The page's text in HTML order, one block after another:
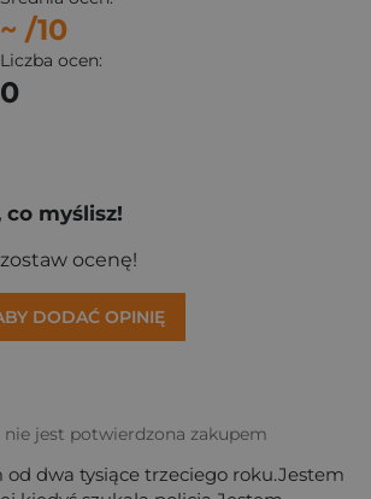
~ /10
Liczba ocen:
0
myślisz!
ocenę!
DODAĆ OPINIĘ
jest potwierdzona zakupem
od dwa tysiące trzeciego roku.Jestem